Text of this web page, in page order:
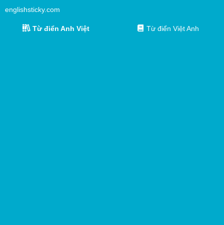
englishsticky.com
Từ điển Anh Việt Từ điển Việt Anh